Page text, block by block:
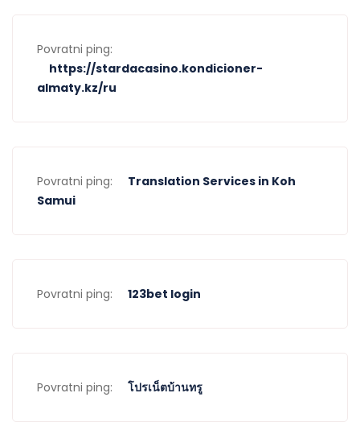
Povratni ping:
https://stardacasino.kondicioner-
almaty.kz/ru
Povratni ping:
Translation Services in Koh
Samui
Povratni ping: 123bet login
Povratni ping: โปรเน็ตบ้านทรู